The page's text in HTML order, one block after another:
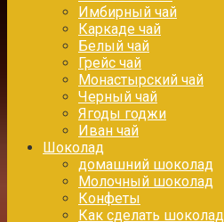
Имбирный чай
Каркаде чай
Белый чай
Грейс чай
Монастырский чай
Черный чай
Ягоды годжи
Иван чай
Шоколад
домашний шоколад
Молочный шоколад
Конфеты
Как сделать шоколад